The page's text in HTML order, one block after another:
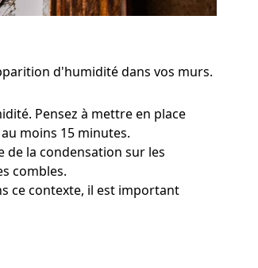
d'humidité dans vos murs.
Pensez à mettre en place
moins 15 minutes.
la condensation sur les
combles.
ce contexte, il est important